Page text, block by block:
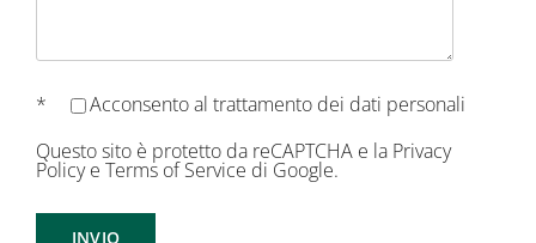
* Acconsento al trattamento dei dati personali
Questo sito è protetto da reCAPTCHA e la Privacy
Policye Terms of Service di Google.